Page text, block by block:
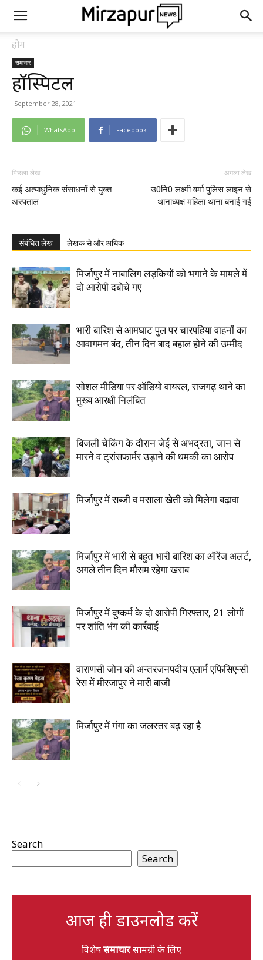
होम
समाचार
हॉस्पिटल
September 28, 2021
WhatsApp Facebook
पिछला लेख
कई अत्याधुनिक संसाधनों से युक्त
अस्पताल
अगला लेख
उ0नि0 लक्ष्मी वर्मा पुलिस लाइन से
थानाध्यक्ष महिला थाना बनाई गई
संबंधित लेख लेखक से और अधिक
मिर्जापुर में नाबालिग लड़कियों को भगाने के मामले में
दो आरोपी दबोचे गए
भारी बारिश से आमघाट पुल पर चारपहिया वाहनों का
आवागमन बंद, तीन दिन बाद बहाल होने की उम्मीद
सोशल मीडिया पर ऑडियो वायरल, राजगढ़ थाने का
मुख्य आरक्षी निलंबित
बिजली चेकिंग के दौरान जेई से अभद्रता, जान से
मारने व ट्रांसफार्मर उड़ाने की धमकी का आरोप
मिर्जापुर में सब्जी व मसाला खेती को मिलेगा बढ़ावा
मिर्जापुर में भारी से बहुत भारी बारिश का ऑरेंज अलर्ट,
अगले तीन दिन मौसम रहेगा खराब
मिर्जापुर में दुष्कर्म के दो आरोपी गिरफ्तार, 21 लोगों
पर शांति भंग की कार्रवाई
वाराणसी जोन की अन्तरजनपदीय एलार्म एफिसिएन्सी
रेस में मीरजापुर ने मारी बाजी
मिर्जापुर में गंगा का जलस्तर बढ़ रहा है
Search
Search
आज ही डाउनलोड करें
विशेषसमाचारसामग्री के लिए